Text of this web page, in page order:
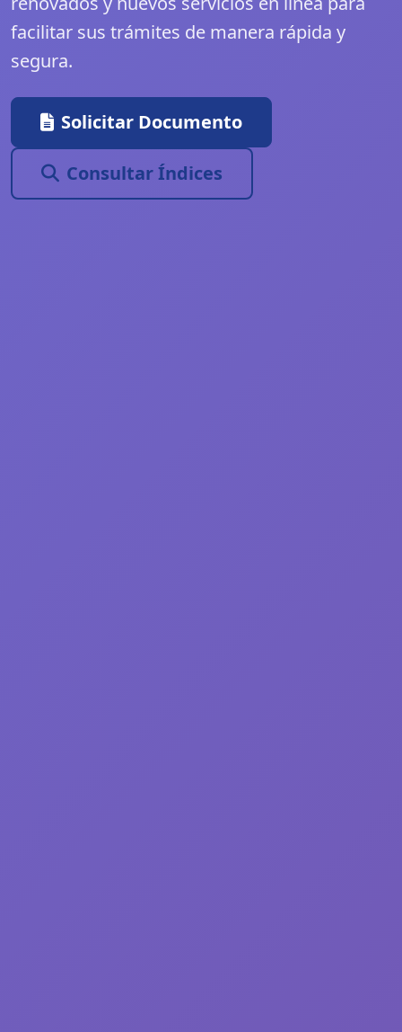
facilitar sus trámites de manera rápida y
segura.
Solicitar Documento
Consultar Índices